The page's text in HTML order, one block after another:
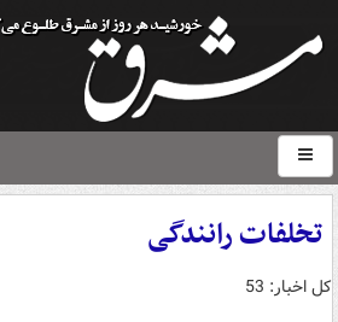
تخلفات رانندگی
کل اخبار: 53